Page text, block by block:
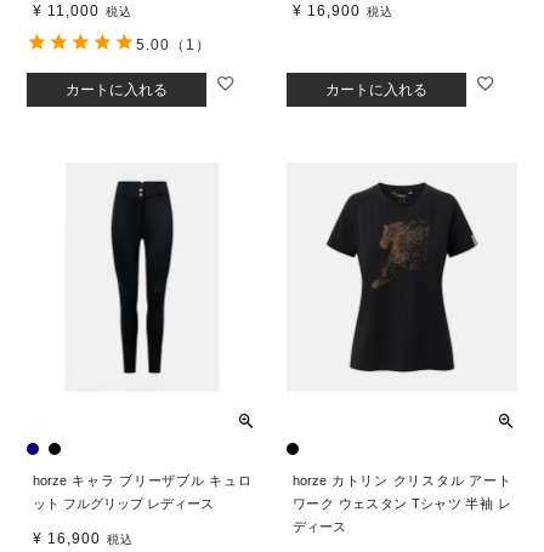
¥ 11,000 税込
カートに入れる
5.00 （1）
¥ 16,900 税込
カートに入れる
horze キャラ ブリーザブル キュロ
ット フルグリップ レディース
¥ 16,900 税込
horze カトリン クリスタル アート
ワーク ウェスタン Tシャツ 半袖 レ
ディース